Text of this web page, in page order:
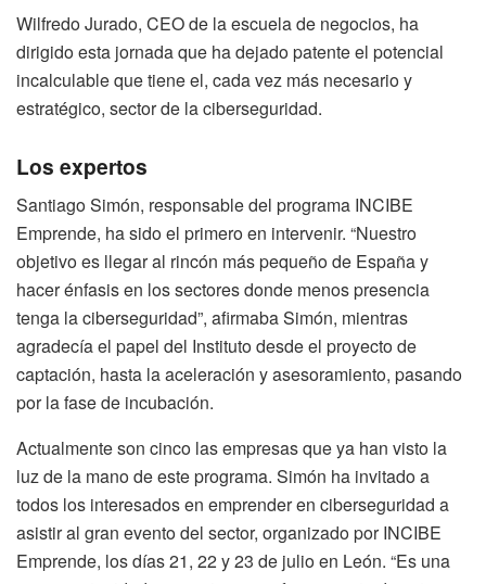
Wilfredo Jurado, CEO de la escuela de negocios, ha
dirigido esta jornada que ha dejado patente el potencial
incalculable que tiene el, cada vez más necesario y
estratégico, sector de la ciberseguridad.
Los expertos
Santiago Simón, responsable del programa INCIBE
Emprende, ha sido el primero en intervenir. “Nuestro
objetivo es llegar al rincón más pequeño de España y
hacer énfasis en los sectores donde menos presencia
tenga la ciberseguridad”, afirmaba Simón, mientras
agradecía el papel del Instituto desde el proyecto de
captación, hasta la aceleración y asesoramiento, pasando
por la fase de incubación.
Actualmente son cinco las empresas que ya han visto la
luz de la mano de este programa. Simón ha invitado a
todos los interesados en emprender en ciberseguridad a
asistir al gran evento del sector, organizado por INCIBE
Emprende, los días 21, 22 y 23 de julio en León. “Es una